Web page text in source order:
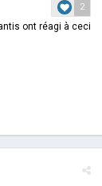
2
ont réagi à ceci